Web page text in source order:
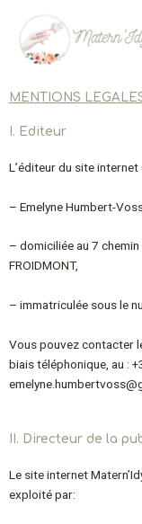
contenu
MENTIONS
I. Editeur
L’éditeur du site internet
– Emelyne Humbert-
– domiciliée au 7
FROIDMONT,
– immatriculée sous le
Vous pouvez contacter
biais téléphonique, au :
II. Directeur de la
Le site internet
exploité par: